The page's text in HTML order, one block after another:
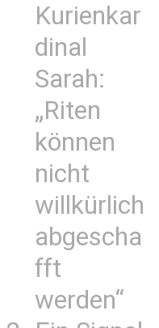
Kurienkar
dinal
Sarah:
„Riten
können
nicht
willkürlich
abgescha
fft
werden“